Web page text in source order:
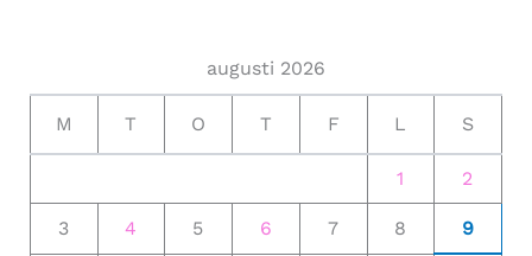
augusti 2026
M T O T F L S
1 2
3 4 5 6 7 8 9